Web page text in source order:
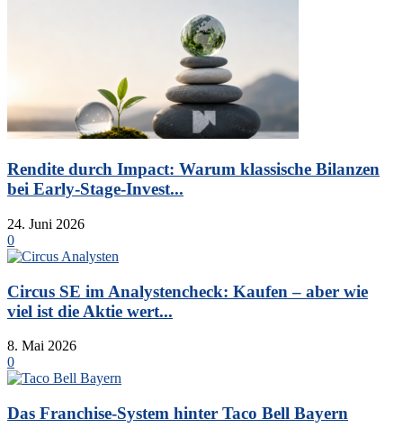
Rendite durch Impact: Warum klassische Bilanzen
bei Early-Stage-Invest...
24. Juni 2026
0
Circus SE im Analystencheck: Kaufen – aber wie
viel ist die Aktie wert...
8. Mai 2026
0
Das Franchise-System hinter Taco Bell Bayern